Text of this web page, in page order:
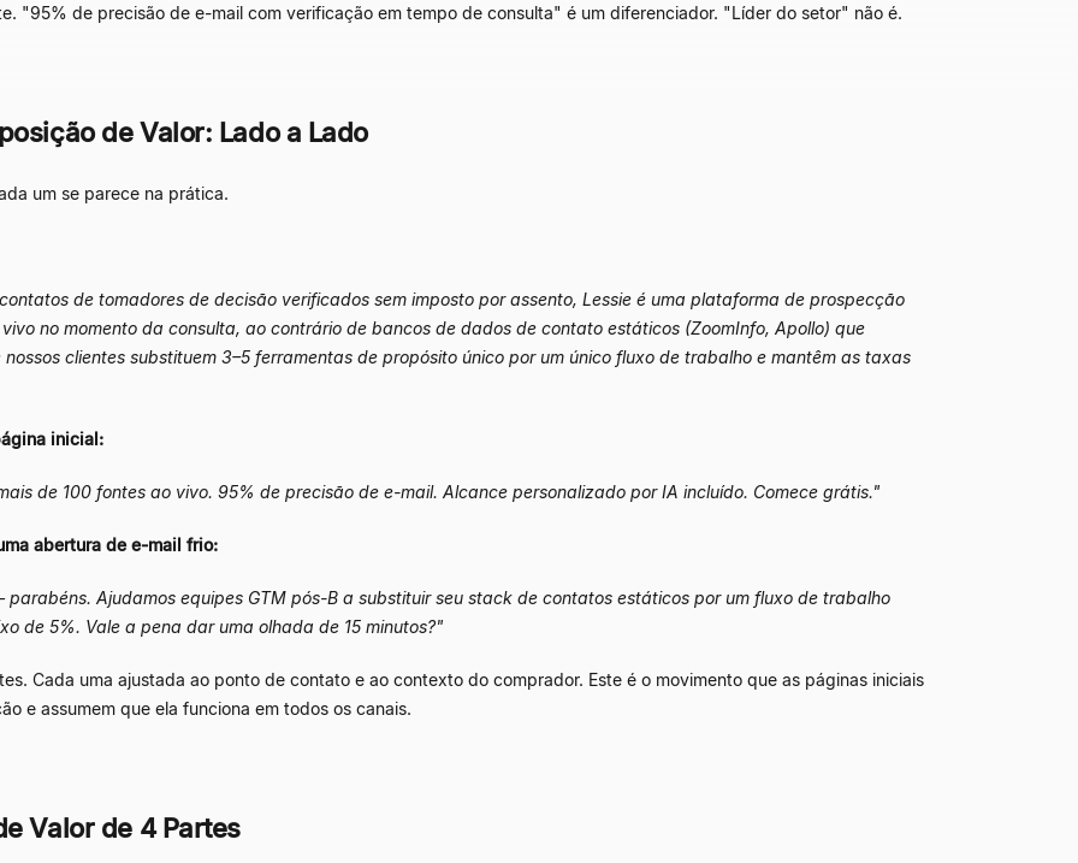
"95% de precisão de e-mail com verificação em tempo de consulta" é um diferenciador. "Líder do setor" não é.
de Valor: Lado a Lado
um se parece na prática.
de tomadores de decisão verificados sem imposto por assento, Lessie é uma plataforma de prospecção
no momento da consulta, ao contrário de bancos de dados de contato estáticos (ZoomInfo, Apollo) que
clientes substituem 3–5 ferramentas de propósito único por um único fluxo de trabalho e mantêm as taxas
inicial:
de 100 fontes ao vivo. 95% de precisão de e-mail. Alcance personalizado por IA incluído. Comece grátis."
abertura de e-mail frio:
parabéns. Ajudamos equipes GTM pós-B a substituir seu stack de contatos estáticos por um fluxo de trabalho
de 5%. Vale a pena dar uma olhada de 15 minutos?"
Cada uma ajustada ao ponto de contato e ao contexto do comprador. Este é o movimento que as páginas iniciais
e assumem que ela funciona em todos os canais.
Valor de 4 Partes